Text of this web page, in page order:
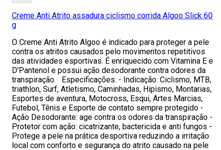
Creme Anti Atrito assadura ciclismo corrida Algoo Slick 60
g
O Creme Anti Atrito Algoo é indicado para proteger a pele
contra os atritos causados pelo movimentos repetitivos
das atividades esportivas. É enriquecido com Vitamina E e
D'Pantenol e possui ação desodorante contra odores da
transpiração. Especificações: - Indicação: Ciclismo, MTB,
triathlon, Surf, Atletismo, Caminhadas, Hipismo, Montarias,
Esportes de aventura, Motocross, Esqui, Artes Marcias,
Futebol, Tênis e Esporte de contato sempre protegido -
Ação Desodorante: age contra os odores da transpiração -
Protetor com ação: cicatrizante, bactericida e anti fungos -
Protege a pele na prática desportiva reduzindo a irritação
local com conforto e segurança do atrito causado na pele